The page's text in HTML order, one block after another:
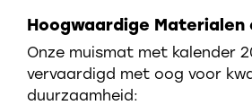
Hoogwaardige Materialen
Onze muismat met kalender
vervaardigd met oog voor
duurzaamheid: